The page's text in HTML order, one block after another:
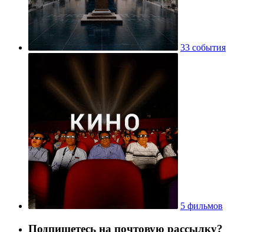
33 события
5 фильмов
Подпишетесь на почтовую рассылку?